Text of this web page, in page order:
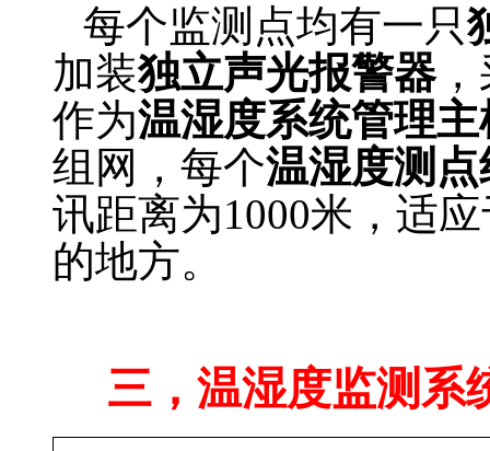
每个监测点均有一只
加装独立声光报警器，
作为温湿度系统管理主
组网，每个温湿度测点
讯距离为1000米，适
的地方。
三，温湿度监测系